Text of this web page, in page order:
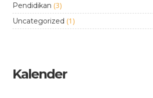
Pendidikan (3)
Uncategorized (1)
Kalender